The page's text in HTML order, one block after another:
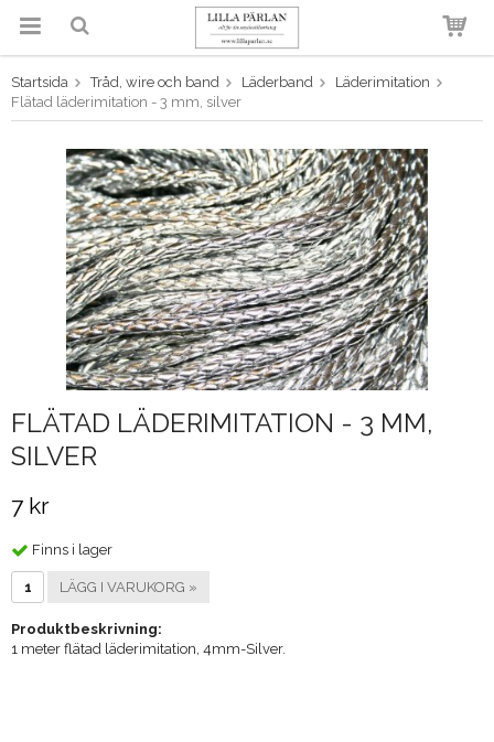
Produkten har blivit tillagd i
varukorgen
Startsida Tråd, wire och band Läderband
Läderimitation
Flätad läderimitation - 3 mm, silver
FLÄTAD LÄDERIMITATION - 3 MM,
SILVER
7 kr
Finns i lager
LÄGG I VARUKORG »
Produktbeskrivning:
1 meter flätad läderimitation, 4mm-Silver.